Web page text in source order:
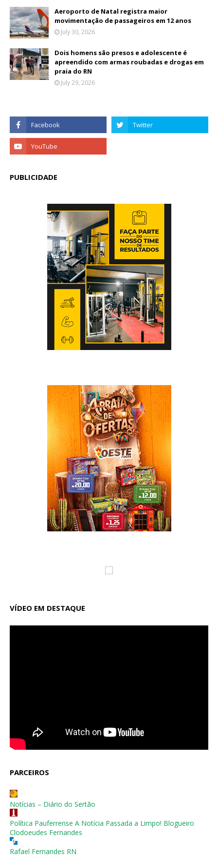
Aeroporto de Natal registra maior
movimentação de passageiros em 12 anos
July 30, 2026
Dois homens são presos e adolescente é
apreendido com armas roubadas e drogas em
praia do RN
July 29, 2026
PUBLICIDADE
VÍDEO EM DESTAQUE
PARCEIROS
Notícias – Diário do Sertão
Política Pauferrense A Notícia Passada a Limpo! Blogueiro
Clodoeudes Fernandes
Rafael Fernandes RN